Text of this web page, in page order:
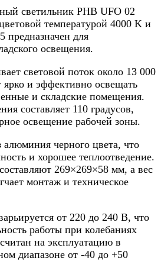
светильник PHB UFO 02
температурой 4000 K и
предназначен для
освещения.
световой поток около 13 000
ярко и эффективно освещать
и складские помещения.
составляет 110 градусов,
освещение рабочей зоны.
алюминия черного цвета, что
и хорошее теплоотведение.
269×269×58 мм, а вес
монтаж и техническое
от 220 до 240 В, что
работы при колебаниях
на эксплуатацию в
диапазоне от -40 до +50